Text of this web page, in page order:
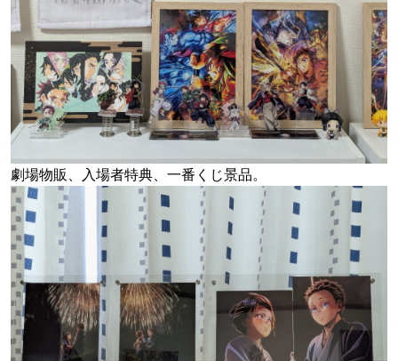
劇場物販、入場者特典、一番くじ景品。